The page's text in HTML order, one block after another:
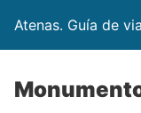
Atenas. Guía de